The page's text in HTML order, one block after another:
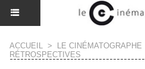
ACCUEIL > LE CINÉMATOGRAPHE
RÉTROSPECTIVES